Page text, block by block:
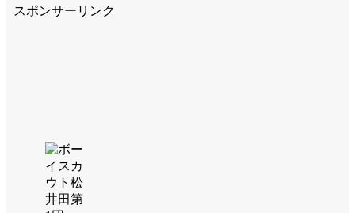
スポンサーリンク